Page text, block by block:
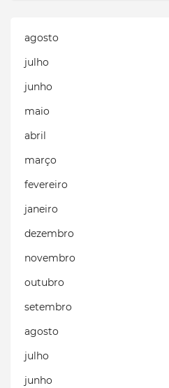
agosto
julho
junho
maio
abril
março
fevereiro
janeiro
dezembro
novembro
outubro
setembro
agosto
julho
junho